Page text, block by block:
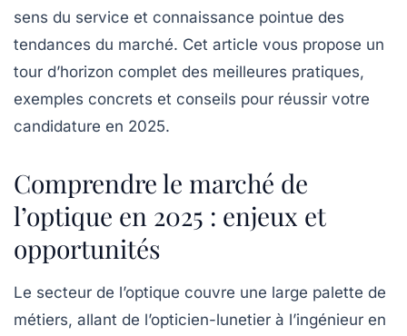
sens du service et connaissance pointue des
tendances du marché. Cet article vous propose un
tour d’horizon complet des meilleures pratiques,
exemples concrets et conseils pour réussir votre
candidature en 2025.
Comprendre le marché de
l’optique en 2025 : enjeux et
opportunités
Le secteur de l’optique couvre une large palette de
métiers, allant de l’opticien-lunetier à l’ingénieur en